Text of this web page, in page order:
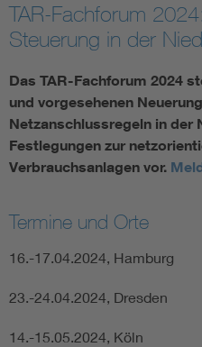
Vom Netz zum System
Digitalisierung und Metering
Versorgungsqualität Stromnetze
Regelsetzung
TAR-Fachforum
Steuerung in der
Das TAR-Fachforum 2024
und vorgesehenen
Netzanschlussregeln in der
Festlegungen zur
Verbrauchsanlagen vor.
Termine und Orte
16.-17.04.2024, Hamburg
23.-24.04.2024, Dresden
14.-15.05.2024, Köln